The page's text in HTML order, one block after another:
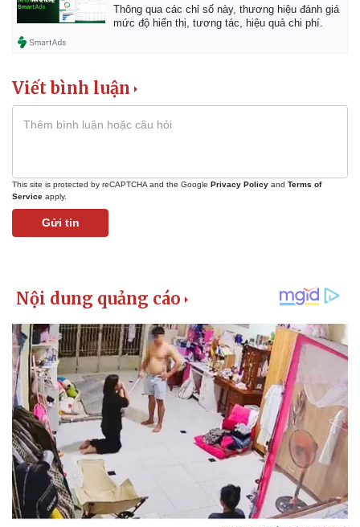
Kinh tế
Giá cà phê
Thông qua các chỉ số này, thương hiệu đánh giá
mức độ hiển thị, tương tác, hiệu quả chi phí.
Viết bình luận
This site is protected by reCAPTCHA and the Google Privacy Policy and Terms of
Service apply.
Gửi tin